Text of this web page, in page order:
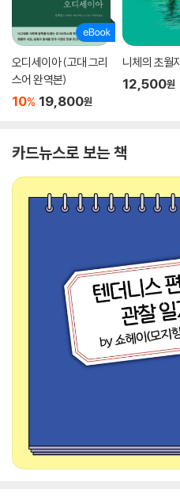
오디세이아 (고대 그리
스어 완역본)
10% 19,800원
니체의 초월
12,500원
카드뉴스로 보는 책